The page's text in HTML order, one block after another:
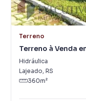
Terreno
Terreno à Venda
Hidráulica
Lajeado, RS
360m²